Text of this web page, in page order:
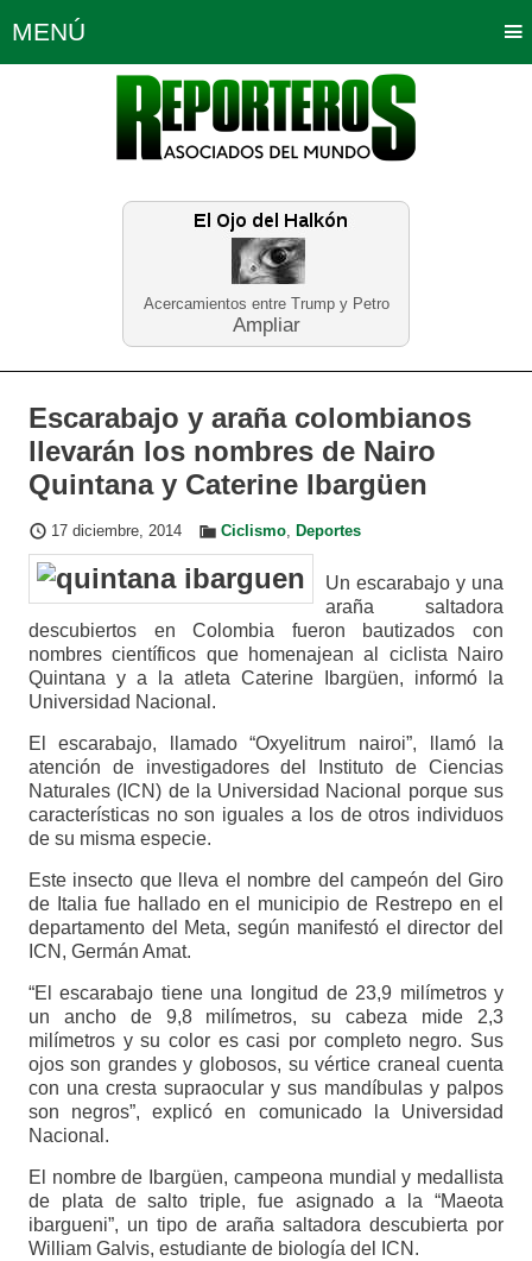
Acercamientos entre Trump y Petro
Ampliar
MENÚ
Política Opinión Bogotá
Planeta Tierra Deportes
Educación Neira
Escarabajo y araña colombianos
llevarán los nombres de Nairo
Quintana y Caterine Ibargüen
17 diciembre, 2014 Ciclismo, Deportes
Un escarabajo y una
araña saltadora
descubiertos en Colombia fueron bautizados con
nombres científicos que homenajean al ciclista Nairo
Quintana y a la atleta Caterine Ibargüen, informó la
Universidad Nacional.
El escarabajo, llamado “Oxyelitrum nairoi”, llamó la
atención de investigadores del Instituto de Ciencias
Naturales (ICN) de la Universidad Nacional porque sus
características no son iguales a los de otros individuos
de su misma especie.
Este insecto que lleva el nombre del campeón del Giro
de Italia fue hallado en el municipio de Restrepo en el
departamento del Meta, según manifestó el director del
ICN, Germán Amat.
“El escarabajo tiene una longitud de 23,9 milímetros y
un ancho de 9,8 milímetros, su cabeza mide 2,3
milímetros y su color es casi por completo negro. Sus
ojos son grandes y globosos, su vértice craneal cuenta
con una cresta supraocular y sus mandíbulas y palpos
son negros”, explicó en comunicado la Universidad
Nacional.
El nombre de Ibargüen, campeona mundial y medallista
de plata de salto triple, fue asignado a la “Maeota
ibargueni”, un tipo de araña saltadora descubierta por
William Galvis, estudiante de biología del ICN.